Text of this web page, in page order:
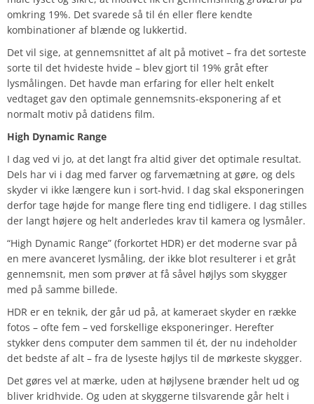
omkring 19%. Det svarede så til én eller flere kendte
kombinationer af blænde og lukkertid.
Det vil sige, at gennemsnittet af alt på motivet – fra det sorteste
sorte til det hvideste hvide – blev gjort til 19% gråt efter
lysmålingen. Det havde man erfaring for eller helt enkelt
vedtaget gav den optimale gennemsnits-eksponering af et
normalt motiv på datidens film.
High Dynamic Range
I dag ved vi jo, at det langt fra altid giver det optimale resultat.
Dels har vi i dag med farver og farvemætning at gøre, og dels
skyder vi ikke længere kun i sort-hvid. I dag skal eksponeringen
derfor tage højde for mange flere ting end tidligere. I dag stilles
der langt højere og helt anderledes krav til kamera og lysmåler.
“High Dynamic Range” (forkortet HDR) er det moderne svar på
en mere avanceret lysmåling, der ikke blot resulterer i et gråt
gennemsnit, men som prøver at få såvel højlys som skygger
med på samme billede.
HDR er en teknik, der går ud på, at kameraet skyder en række
fotos – ofte fem – ved forskellige eksponeringer. Herefter
stykker dens computer dem sammen til ét, der nu indeholder
det bedste af alt – fra de lyseste højlys til de mørkeste skygger.
Det gøres vel at mærke, uden at højlysene brænder helt ud og
bliver kridhvide. Og uden at skyggerne tilsvarende går helt i